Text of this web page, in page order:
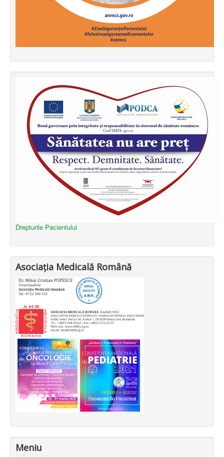
Drepturile Pacientului
Asociația Medicală Română
Meniu